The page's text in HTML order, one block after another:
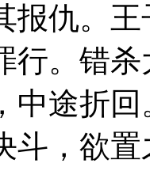
报仇。
行。错
中途折
斗，欲